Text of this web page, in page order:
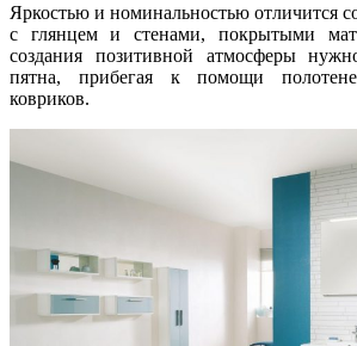
Яркостью и номинальностью отличится
с глянцем и стенами, покрытыми
создания позитивной атмосферы
пятна, прибегая к помощи
ковриков.